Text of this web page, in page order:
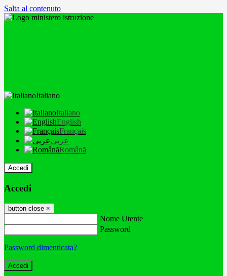
Salta al contenuto
Italiano
Italiano
English
Français
عربى
Română
Accedi
Accedi
button close ×
Nome Utente
Password
Password dimenticata?